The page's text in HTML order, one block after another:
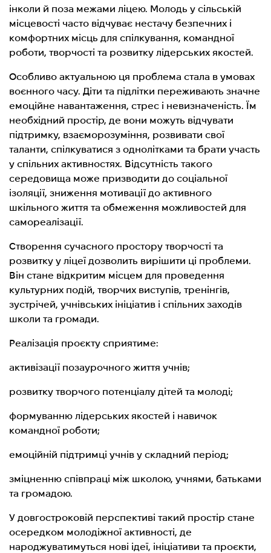
інколи й поза межами ліцею. Молодь у сільській
місцевості часто відчуває нестачу безпечних і
комфортних місць для спілкування, командної
роботи, творчості та розвитку лідерських якостей.
Особливо актуальною ця проблема стала в умовах
воєнного часу. Діти та підлітки переживають значне
емоційне навантаження, стрес і невизначеність. Їм
необхідний простір, де вони можуть відчувати
підтримку, взаєморозуміння, розвивати свої
таланти, спілкуватися з однолітками та брати участь
у спільних активностях. Відсутність такого
середовища може призводити до соціальної
ізоляції, зниження мотивації до активного
шкільного життя та обмеження можливостей для
самореалізації.
Створення сучасного простору творчості та
розвитку у ліцеї дозволить вирішити ці проблеми.
Він стане відкритим місцем для проведення
культурних подій, творчих виступів, тренінгів,
зустрічей, учнівських ініціатив і спільних заходів
школи та громади.
Реалізація проєкту сприятиме:
активізації позаурочного життя учнів;
розвитку творчого потенціалу дітей та молоді;
формуванню лідерських якостей і навичок
командної роботи;
емоційній підтримці учнів у складний період;
зміцненню співпраці між школою, учнями, батьками
та громадою.
У довгостроковій перспективі такий простір стане
осередком молодіжної активності, де
народжуватимуться нові ідеї, ініціативи та проєкти,